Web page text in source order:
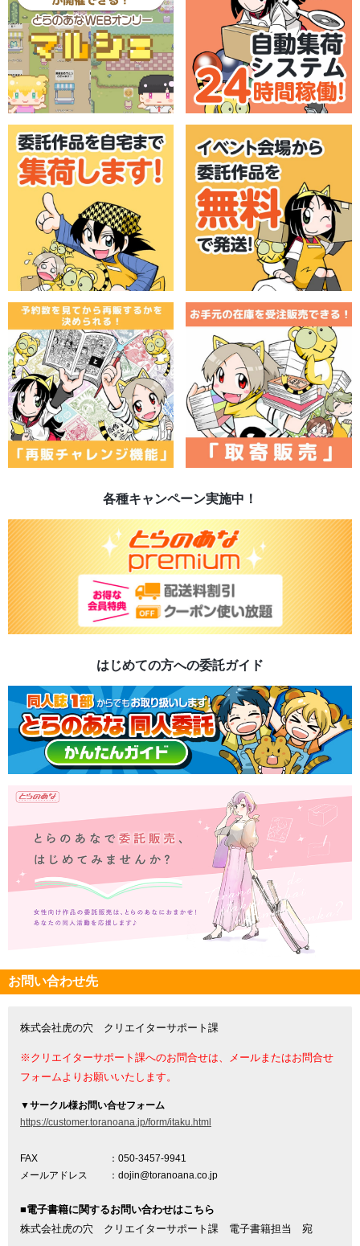
各種キャンペーン実施中！
はじめての方への委託ガイド
お問い合わせ先
株式会社虎の穴 クリエイターサポート課
※クリエイターサポート課へのお問合せは、メールまたはお問合せ
フォームよりお願いいたします。
▼サークル様お問い合せフォーム
https://customer.toranoana.jp/form/itaku.html
FAX
：050-3457-9941
メールアドレス
：dojin@toranoana.co.jp
■電子書籍に関するお問い合わせはこちら
株式会社虎の穴 クリエイターサポート課 電子書籍担当 宛